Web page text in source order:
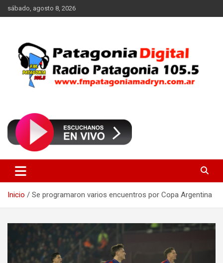
Saltar
al
sábado, agosto 8, 2026
FM Patagonia Madryn
Inicio Se programaron varios encuentros por Copa Argentina